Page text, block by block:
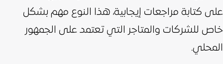
على كتابة مراجعات إيجابية، هذا النوع مهم بشكل
خاص للشركات والمتاجر التي تعتمد على الجمهور
المحلي.